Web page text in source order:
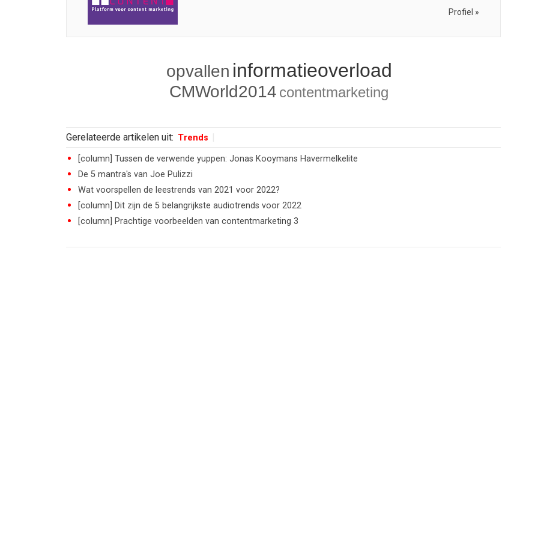
Profiel »
opvallen informatieoverload
CMWorld2014 contentmarketing
Gerelateerde artikelen uit: Trends
[column] Tussen de verwende yuppen: Jonas Kooymans Havermelkelite
De 5 mantra's van Joe Pulizzi
Wat voorspellen de leestrends van 2021 voor 2022?
[column] Dit zijn de 5 belangrijkste audiotrends voor 2022
[column] Prachtige voorbeelden van contentmarketing 3